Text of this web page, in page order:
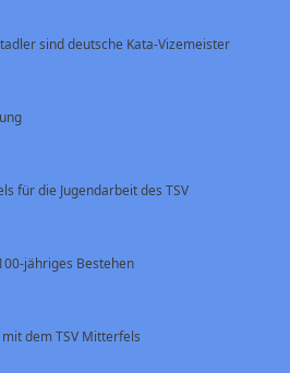
sind deutsche Kata-Vizemeister
für die Jugendarbeit des TSV
jähriges Bestehen
dem TSV Mitterfels